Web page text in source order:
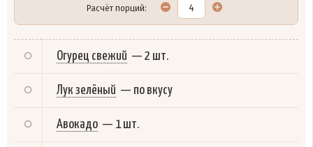
Расчёт порций:
Огурец свежий — 2 шт.
Лук зелёный — по вкусу
Авокадо — 1 шт.